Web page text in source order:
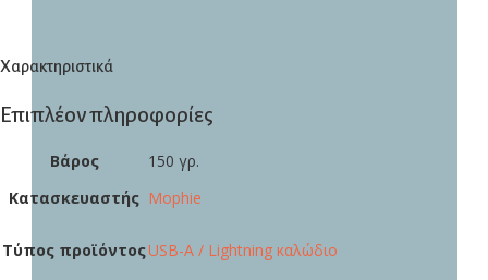
Χαρακτηριστικά
Επιπλέον πληροφορίες
Βάρος
150 γρ.
Κατασκευαστής Mophie
Τύπος προϊόντοςUSB-A / Lightning καλώδιο